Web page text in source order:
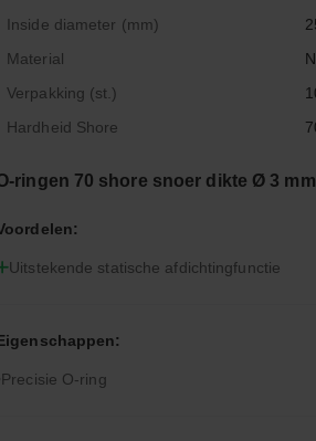
Inside diameter (mm)
Material
Verpakking (st.)
Hardheid Shore
ringen 70 shore snoer dikte Ø 3 mm
Uitstekende statische afdichtingfunctie
Precisie O-ring